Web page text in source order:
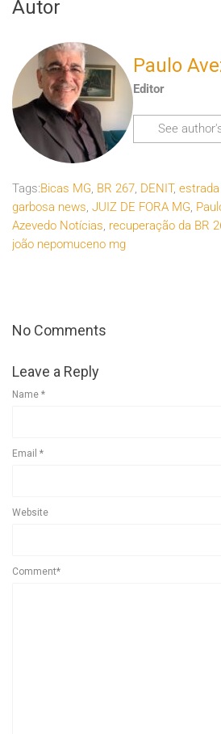
Autor
Paulo
Editor
See
Tags:Bicas MG, BR 267, DENIT,
garbosa news, JUIZ DE FORA MG,
Azevedo Notícias, recuperação da BR
joão nepomuceno mg
No Comments
Leave a Reply
Name *
Email *
Website
Comment*